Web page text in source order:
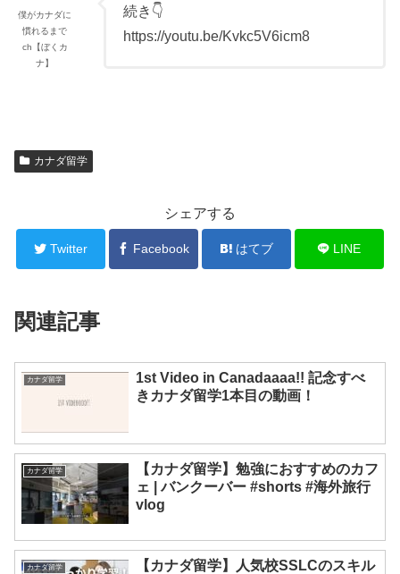
僕がカナダに
慣れるまで
ch【ぼくカ
ナ】
続き👇
https://youtu.be/Kvkc5V6icm8
カナダ留学
シェアする
Twitter Facebook はてブ LINE
関連記事
カナダ留学
1st Video in Canadaaaa!! 記念すべ
きカナダ留学1本目の動画！
カナダ留学
【カナダ留学】勉強におすすめのカフ
ェ | バンクーバー #shorts #海外旅行
vlog
カナダ留学
【カナダ留学】人気校SSLCのスキル